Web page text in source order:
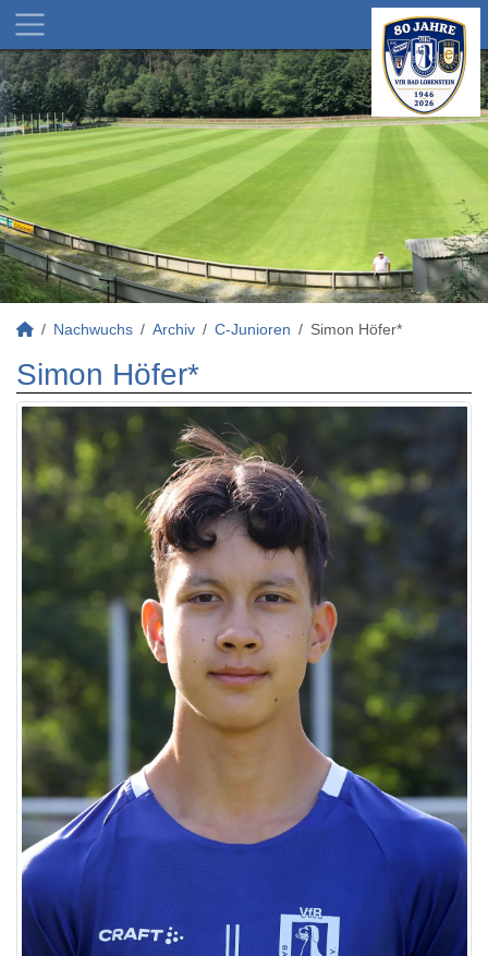
Nachwuchs Archiv C-Junioren Simon Höfer*
Simon Höfer*